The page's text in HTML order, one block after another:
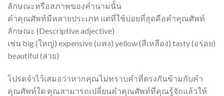
ลักษณะหรือสภาพของคำนามนั้น
คำคุณศัพท์มีหลายประเภท แต่ที่ใช้บ่อยที่สุดคือคำคุณศัพท์
ลักษณะ (Descriptive adjective)
เช่น big (ใหญ่) expensive (แพง) yellow (สีเหลือง) tasty (อร่อย)
beautiful (สวย)
โปรดจำไว้เสมอว่าหากคุณไม่ทราบคำที่ตรงกันข้ามกับคำ
คุณศัพท์ใด คุณสามารถเปลี่ยนคำคุณศัพท์ที่คุณรู้จักแล้วให้